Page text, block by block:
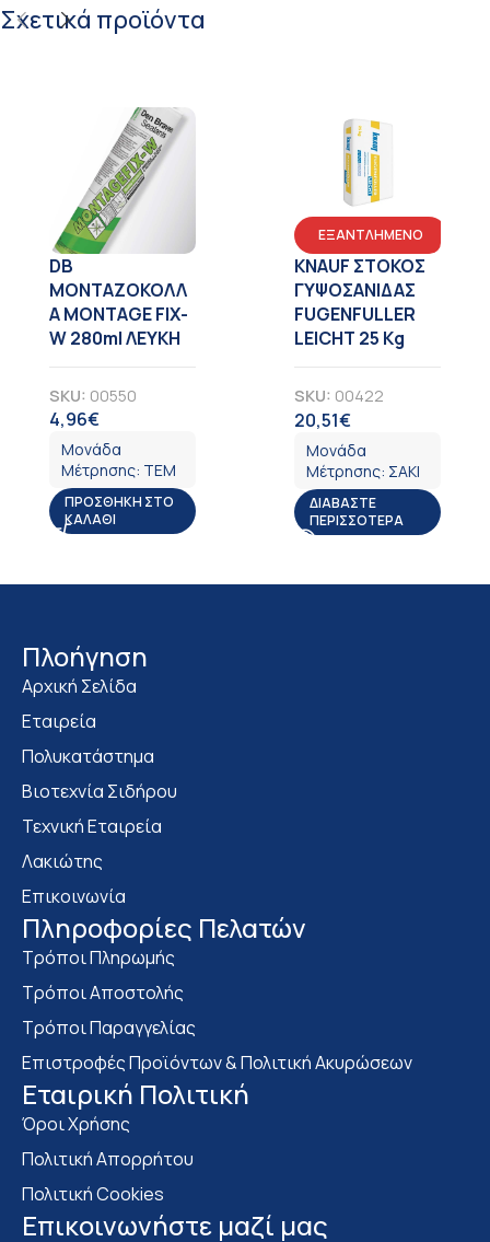
Σχετικά προϊόντα
DB
ΜΟΝΤΑΖΟΚΟΛΛ
Α MONTAGE FIX-
W 280ml ΛΕΥΚΗ
SKU: 00550
4,96€
Μονάδα
Μέτρησης: ΤΕΜ
ΠΡΟΣΘΉΚΗ ΣΤΟ
ΚΑΛΆΘΙ
ΕΞΑΝΤΛΗΜΕΝΟ
KNAUF ΣΤΟΚΟΣ
ΓΥΨΟΣΑΝΙΔΑΣ
FUGENFULLER
LEICHT 25 Kg
SKU: 00422
20,51€
Μονάδα
Μέτρησης: ΣΑΚΙ
ΔΙΑΒΆΣΤΕ
ΠΕΡΙΣΣΌΤΕΡΑ
Πλοήγηση
Αρχική Σελίδα
Εταιρεία
Πολυκατάστημα
Bιοτεχνία Σιδήρου
Τεχνική Εταιρεία
Λακιώτης
Επικοινωνία
Πληροφορίες Πελατών
Τρόποι Πληρωμής
Τρόποι Αποστολής
Τρόποι Παραγγελίας
Επιστροφές Προϊόντων & Πολιτική Ακυρώσεων
Eταιρική Πολιτική
Όροι Χρήσης
Πολιτική Απορρήτου
Πολιτική Cookies
Επικοινωνήστε μαζί μας